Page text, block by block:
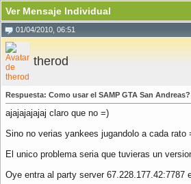
Ver Mensaje Individual
01/04/2010, 06:51
therod
Respuesta: Como usar el SAMP GTA San Andreas?
ajajajajajaj claro que no =)
Sino no verias yankees jugandolo a cada rato
El unico problema seria que tuvieras un
Oye entra al party server 67.228.177.42:7787